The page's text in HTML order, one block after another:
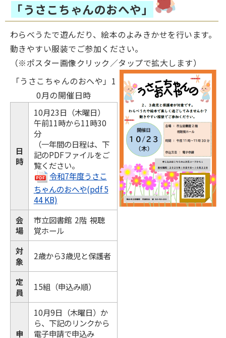
「うさこちゃんのおへや」
わらべうたで遊んだり、絵本のよみきかせを行います。
動きやすい服装でご参加ください。
（※ポスター画像クリック／タップで拡大します）
「うさこちゃんのおへや」1
0月の開催日時
日
時
10月23日（木曜日）
午前11時から11時30
分
（一年間の日程は、下
記のPDFファイルをご
覧ください。
令和7年度うさこ
ちゃんのおへや(pdf 5
44 KB)
会
場
市立図書館 2階 視聴
覚ホール
対
象
2歳から3歳児と保護者
定
員
15組（申込み順）
申
10月9日（木曜日）か
ら、下記のリンクから
電子申請で申込み